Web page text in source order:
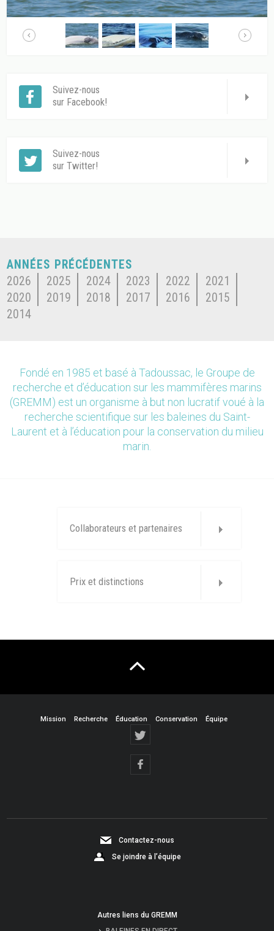
Suivez-nous
sur Facebook!
Suivez-nous
sur Twitter!
ANNÉES PRÉCÉDENTES
2026
2025 2024 2023 2022
2021
2020
2019 2018 2017 2016
2015
2014
Fondé en 1985 et basé à Tadoussac, le Groupe de
recherche et d’éducation sur les mammifères marins
(GREMM) est un organisme à but non lucratif voué à la
recherche scientifique sur les baleines du Saint-
Laurent et à l’éducation pour la conservation du milieu
marin.
Collaborateurs et partenaires
Prix et distinctions
Mission Recherche Éducation Conservation Équipe
Contactez-nous
Se joindre à l’équipe
Autres liens du GREMM